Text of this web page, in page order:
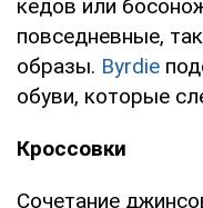
кедов или
повседневные,
образы. Byrdie
обуви, которые
Кроссовки
Сочетание